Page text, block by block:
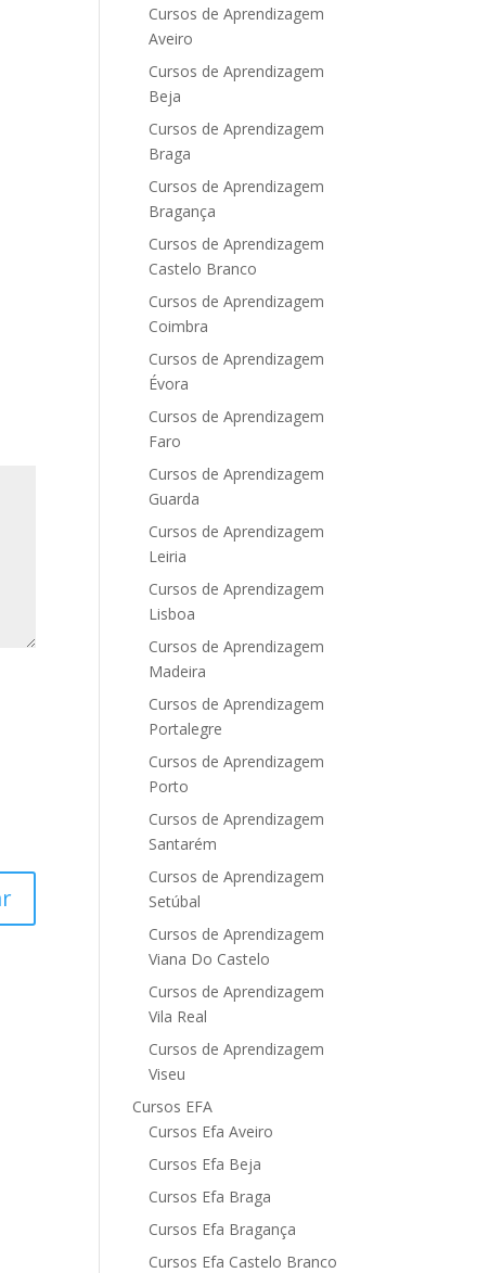
Cursos de Aprendizagem
Aveiro
Cursos de Aprendizagem
Beja
Cursos de Aprendizagem
Braga
Cursos de Aprendizagem
Bragança
Cursos de Aprendizagem
Castelo Branco
Cursos de Aprendizagem
Coimbra
Cursos de Aprendizagem
Évora
Cursos de Aprendizagem
Faro
Cursos de Aprendizagem
Guarda
Cursos de Aprendizagem
Leiria
Cursos de Aprendizagem
Lisboa
Cursos de Aprendizagem
Madeira
Cursos de Aprendizagem
Portalegre
Cursos de Aprendizagem
Porto
Cursos de Aprendizagem
Santarém
Cursos de Aprendizagem
Setúbal
Cursos de Aprendizagem
Viana Do Castelo
Cursos de Aprendizagem
Vila Real
Cursos de Aprendizagem
Viseu
Cursos EFA
Cursos Efa Aveiro
Cursos Efa Beja
Cursos Efa Braga
Cursos Efa Bragança
Cursos Efa Castelo Branco